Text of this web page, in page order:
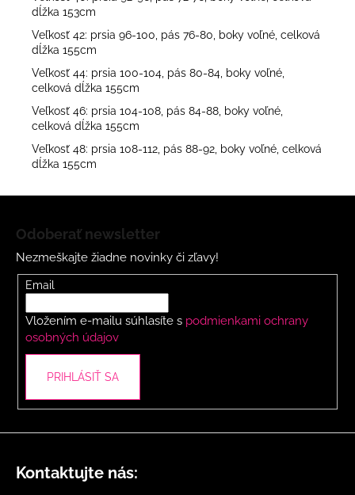
dĺžka 153cm
Veľkosť 42: prsia 96-100, pás 76-80, boky voľné, celková
dĺžka 155cm
Veľkosť 44: prsia 100-104, pás 80-84, boky voľné,
celková dĺžka 155cm
Veľkosť 46: prsia 104-108, pás 84-88, boky voľné,
celková dĺžka 155cm
Veľkosť 48: prsia 108-112, pás 88-92, boky voľné, celková
dĺžka 155cm
Odoberať newsletter
Nezmeškajte žiadne novinky či zľavy!
Email
Vložením e-mailu súhlasíte s podmienkami ochrany
osobných údajov
PRIHLÁSIŤ SA
Kontaktujte nás: